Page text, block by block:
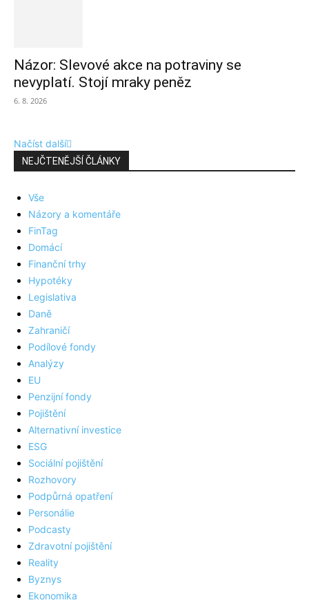
Názor: Slevové akce na potraviny se
nevyplatí. Stojí mraky peněz
6. 8. 2026
Načíst další
NEJČTENĚJŠÍ ČLÁNKY
Vše
Názory a komentáře
FinTag
Domácí
Finanční trhy
Hypotéky
Legislativa
Daně
Zahraničí
Podílové fondy
Analýzy
EU
Penzijní fondy
Pojištění
Alternativní investice
ESG
Sociální pojištění
Rozhovory
Podpůrná opatření
Personálie
Podcasty
Zdravotní pojištění
Reality
Byznys
Ekonomika